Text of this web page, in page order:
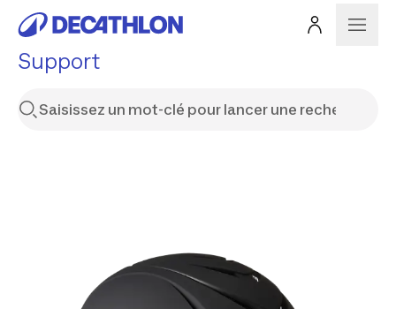
Support